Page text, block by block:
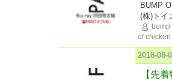
BUMP
(株)トイ
of chicken
2018-08-
【先